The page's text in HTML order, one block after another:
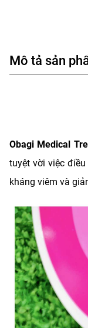
Mô tả sản
Obagi Medical
tuyệt vời việc
kháng viêm và